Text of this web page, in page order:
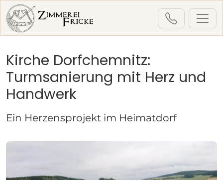
Startseite
Denkmalpflege & Kirchenbau
Turmsanierung
Kirche Dorfchemnitz:
Turmsanierung mit Herz und
Handwerk
Ein Herzensprojekt im Heimatdorf